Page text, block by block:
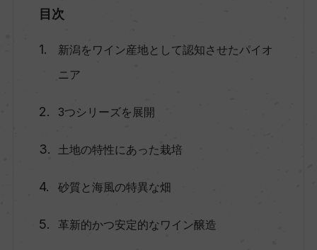
目次
新潟をワイン産地として認知させたパイオ
ニア
3つシリーズを展開
土地の特性にあった栽培
砂質と海風の特異な畑
革新的かつ安定的なワイン醸造